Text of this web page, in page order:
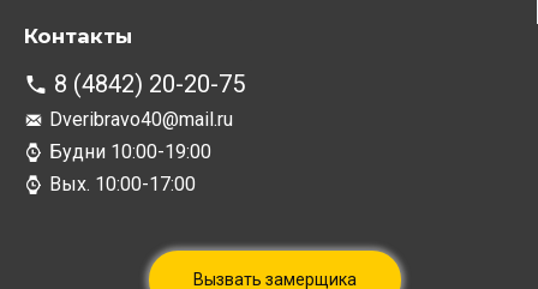
Контакты
8 (4842) 20-20-75
Dveribravo40@mail.ru
Будни 10:00-19:00
Вых. 10:00-17:00
Вызвать замерщика